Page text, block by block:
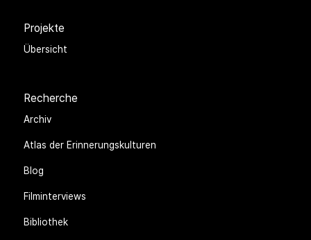
Projekte
Übersicht
Recherche
Archiv
Atlas der Erinnerungskulturen
Blog
Filminterviews
Bibliothek